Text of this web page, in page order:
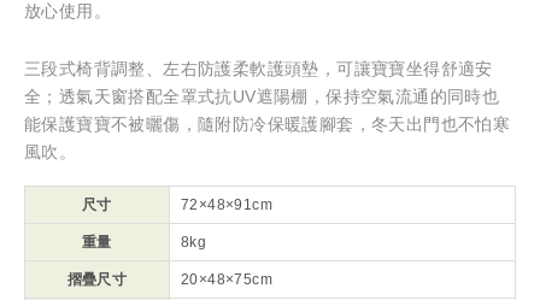
放心使用。
三段式椅背調整、左右防護柔軟護頭墊，可讓寶寶坐得舒適安
全；透氣天窗搭配全罩式抗UV遮陽棚，保持空氣流通的同時也
能保護寶寶不被曬傷，隨附防冷保暖護腳套，冬天出門也不怕寒
風吹。
尺寸 72×48×91cm
重量 8kg
摺疊尺寸 20×48×75cm